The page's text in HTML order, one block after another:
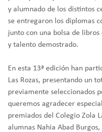
y alumnado de los distintos
se entregaron los diplomas
junto con una bolsa de
y talento demostrado.
En esta 13ª edición han
Las Rozas, presentando un
previamente seleccionados
queremos agradecer
premiados del Colegio Zola
alumnas Nahia Abad